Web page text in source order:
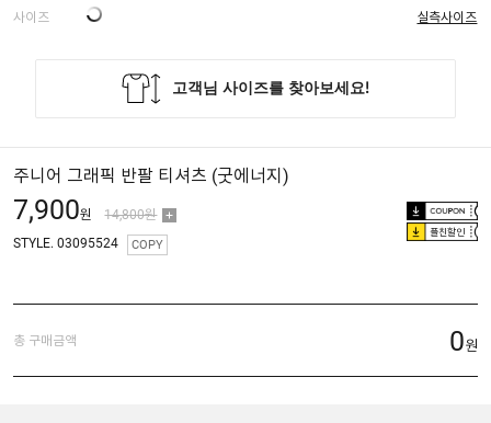
사이즈 실측사이즈
주니어 그래픽 반팔 티셔츠 (굿에너지)
7,900원 14,800원
플친할인
STYLE. 03095524 COPY
총 구매금액 0원